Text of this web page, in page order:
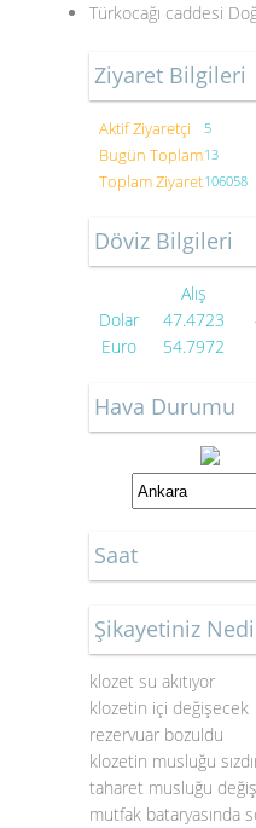
Türkocağı caddesi
Ziyaret Bilgileri
Aktif Ziyaretçi 5
Bugün Toplam13
Toplam Ziyaret106058
Döviz Bilgileri
Alış
Dolar
47.4723
Euro
54.7972
Hava Durumu
Saat
Şikayetiniz
klozet su akıtıyor
klozetin içi değişecek
rezervuar bozuldu
klozetin musluğu
taharet musluğu
mutfak bataryasında